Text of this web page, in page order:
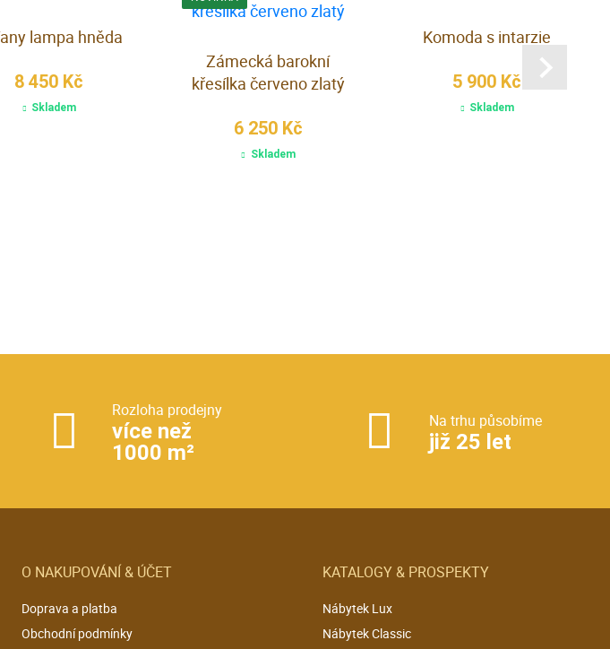
lampa hněda
8 450 Kč
Skladem
Zámecká barokní
křesílka červeno zlatý
6 250 Kč
Skladem
Komoda s intarzie
5 900 Kč
Skladem
Rozloha prodejny
více než
1000 m²
Na trhu působíme
již 25 let
O NAKUPOVÁNÍ & ÚČET
Doprava a platba
Obchodní podmínky
KATALOGY & PROSPEKTY
Nábytek Lux
Nábytek Classic